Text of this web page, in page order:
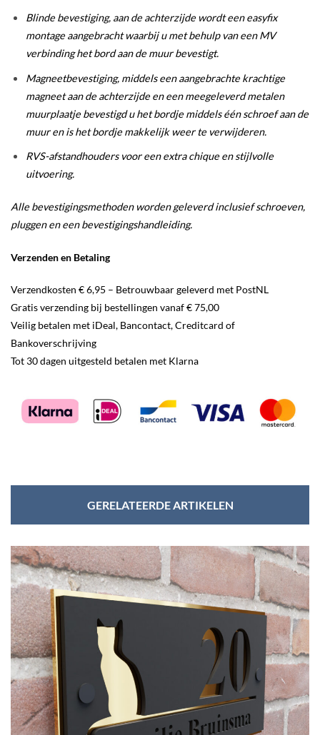
Blinde bevestiging, aan de achterzijde wordt een easyfix
montage aangebracht waarbij u met behulp van een MV
verbinding het bord aan de muur bevestigt.
Magneetbevestiging, middels een aangebrachte krachtige
magneet aan de achterzijde en een meegeleverd metalen
muurplaatje bevestigd u het bordje middels één schroef aan de
muur en is het bordje makkelijk weer te verwijderen.
RVS-afstandhouders voor een extra chique en stijlvolle
uitvoering.
Alle bevestigingsmethoden worden geleverd inclusief schroeven,
pluggen en een bevestigingshandleiding.
Verzenden en Betaling
Verzendkosten € 6,95 – Betrouwbaar geleverd met PostNL
Gratis verzending bij bestellingen vanaf € 75,00
Veilig betalen met iDeal, Bancontact, Creditcard of
Bankoverschrijving
Tot 30 dagen uitgesteld betalen met Klarna
GERELATEERDE ARTIKELEN